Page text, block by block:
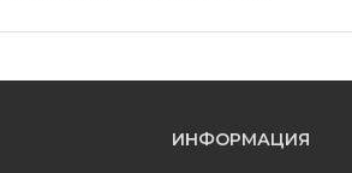
ИНФОРМАЦИЯ